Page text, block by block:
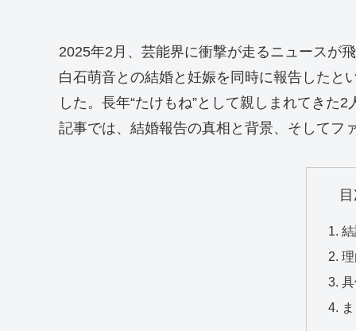
2025年2月、芸能界に衝撃が走るニュースが
白石萌音との結婚と妊娠を同時に報告したと
した。長年“たけもね”として親しまれてきた
記事では、結婚報告の真相と背景、そしてフ